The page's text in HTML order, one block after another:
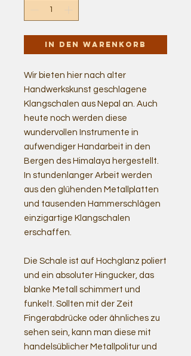
In den Warenkorb
Wir bieten hier nach alter
Handwerkskunst geschlagene
Klangschalen aus Nepal an. Auch
heute noch werden diese
wundervollen Instrumente in
aufwendiger Handarbeit in den
Bergen des Himalaya hergestellt.
In stundenlanger Arbeit werden
aus den glühenden Metallplatten
und tausenden Hammerschlägen
einzigartige Klangschalen
erschaffen.
Die Schale ist auf Hochglanz poliert
und ein absoluter Hingucker, das
blanke Metall schimmert und
funkelt. Sollten mit der Zeit
Fingerabdrücke oder ähnliches zu
sehen sein, kann man diese mit
handelsüblicher Metallpolitur und